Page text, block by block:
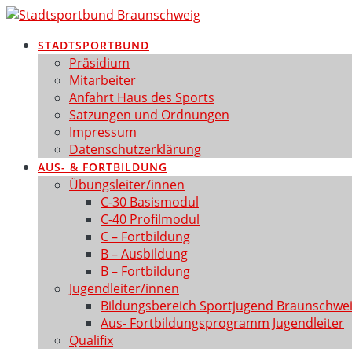
Zum
springenSTADTSPORTBUND
Präsidium
Mitarbeiter
Anfahrt Haus des Sports
Satzungen und Ordnungen
Impressum
Datenschutzerklärung
AUS- & FORTBILDUNG
Übungsleiter/innen
C-30 Basismodul
C-40 Profilmodul
C – Fortbildung
B – Ausbildung
B – Fortbildung
Jugendleiter/innen
Bildungsbereich Sportjugend
Aus- Fortbildungsprogramm Jugendleiter
Qualifix